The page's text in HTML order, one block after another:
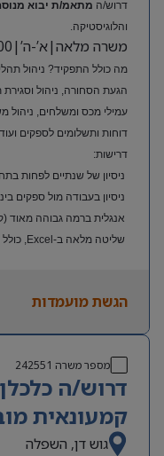
דרוש/ה מתאמ/ת יבוא
והלוגיסטיקה.
משרה מלאה|א’-ה’|8:00-17:00
מה כולל התפקיד? ניהול
הגעת הסחורה, ניהול וסגירת
עמילי מכס ומשלחים, ניהול
דוחות ותשלומים לספקים
דרישות:
ניסיון של שנתיים לפחות
ניסיון בעבודה מול ספקים
אנגלית ברמה גבוהה מאוד
שליטה מלאה ב-Excel, כולל נוסחאות – חובה
הגשת מועמדות
מספר משרה 242551
דרוש/ה
קמעונאית
גוש דן, השפלה